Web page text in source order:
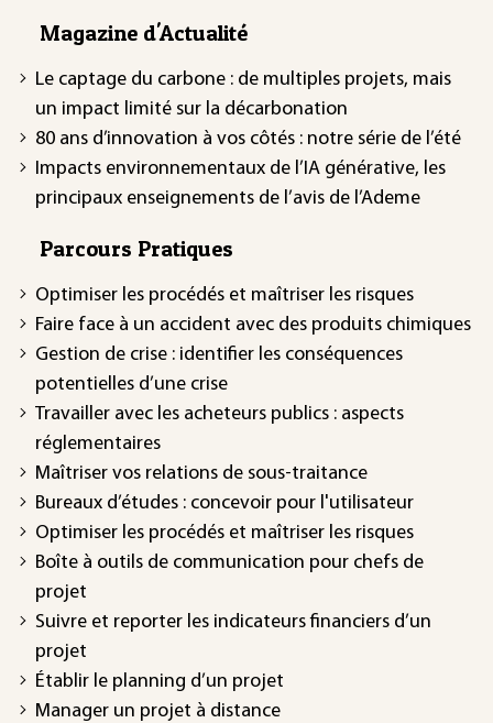
Magazine d'Actualité
Le captage du carbone : de multiples projets, mais
un impact limité sur la décarbonation
80 ans d’innovation à vos côtés : notre série de l’été
Impacts environnementaux de l’IA générative, les
principaux enseignements de l’avis de l’Ademe
Parcours Pratiques
Optimiser les procédés et maîtriser les risques
Faire face à un accident avec des produits chimiques
Gestion de crise : identifier les conséquences
potentielles d’une crise
Travailler avec les acheteurs publics : aspects
réglementaires
Maîtriser vos relations de sous-traitance
Bureaux d’études : concevoir pour l'utilisateur
Optimiser les procédés et maîtriser les risques
Boîte à outils de communication pour chefs de
projet
Suivre et reporter les indicateurs financiers d’un
projet
Établir le planning d’un projet
Manager un projet à distance